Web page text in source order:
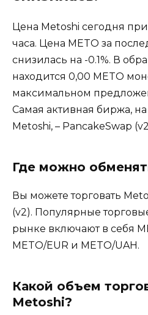
Цена Metoshi сегодня
часа. Цена METO за
снизилась на -0.1%. В
находится 0,00 METO
максимальном
Самая активная биржа,
Metoshi, – PancakeSwap
Где можно
Вы можете торговать
(v2). Популярные
рынке включают в себя
METO/EUR и METO/UAH.
Какой объем
Metoshi?